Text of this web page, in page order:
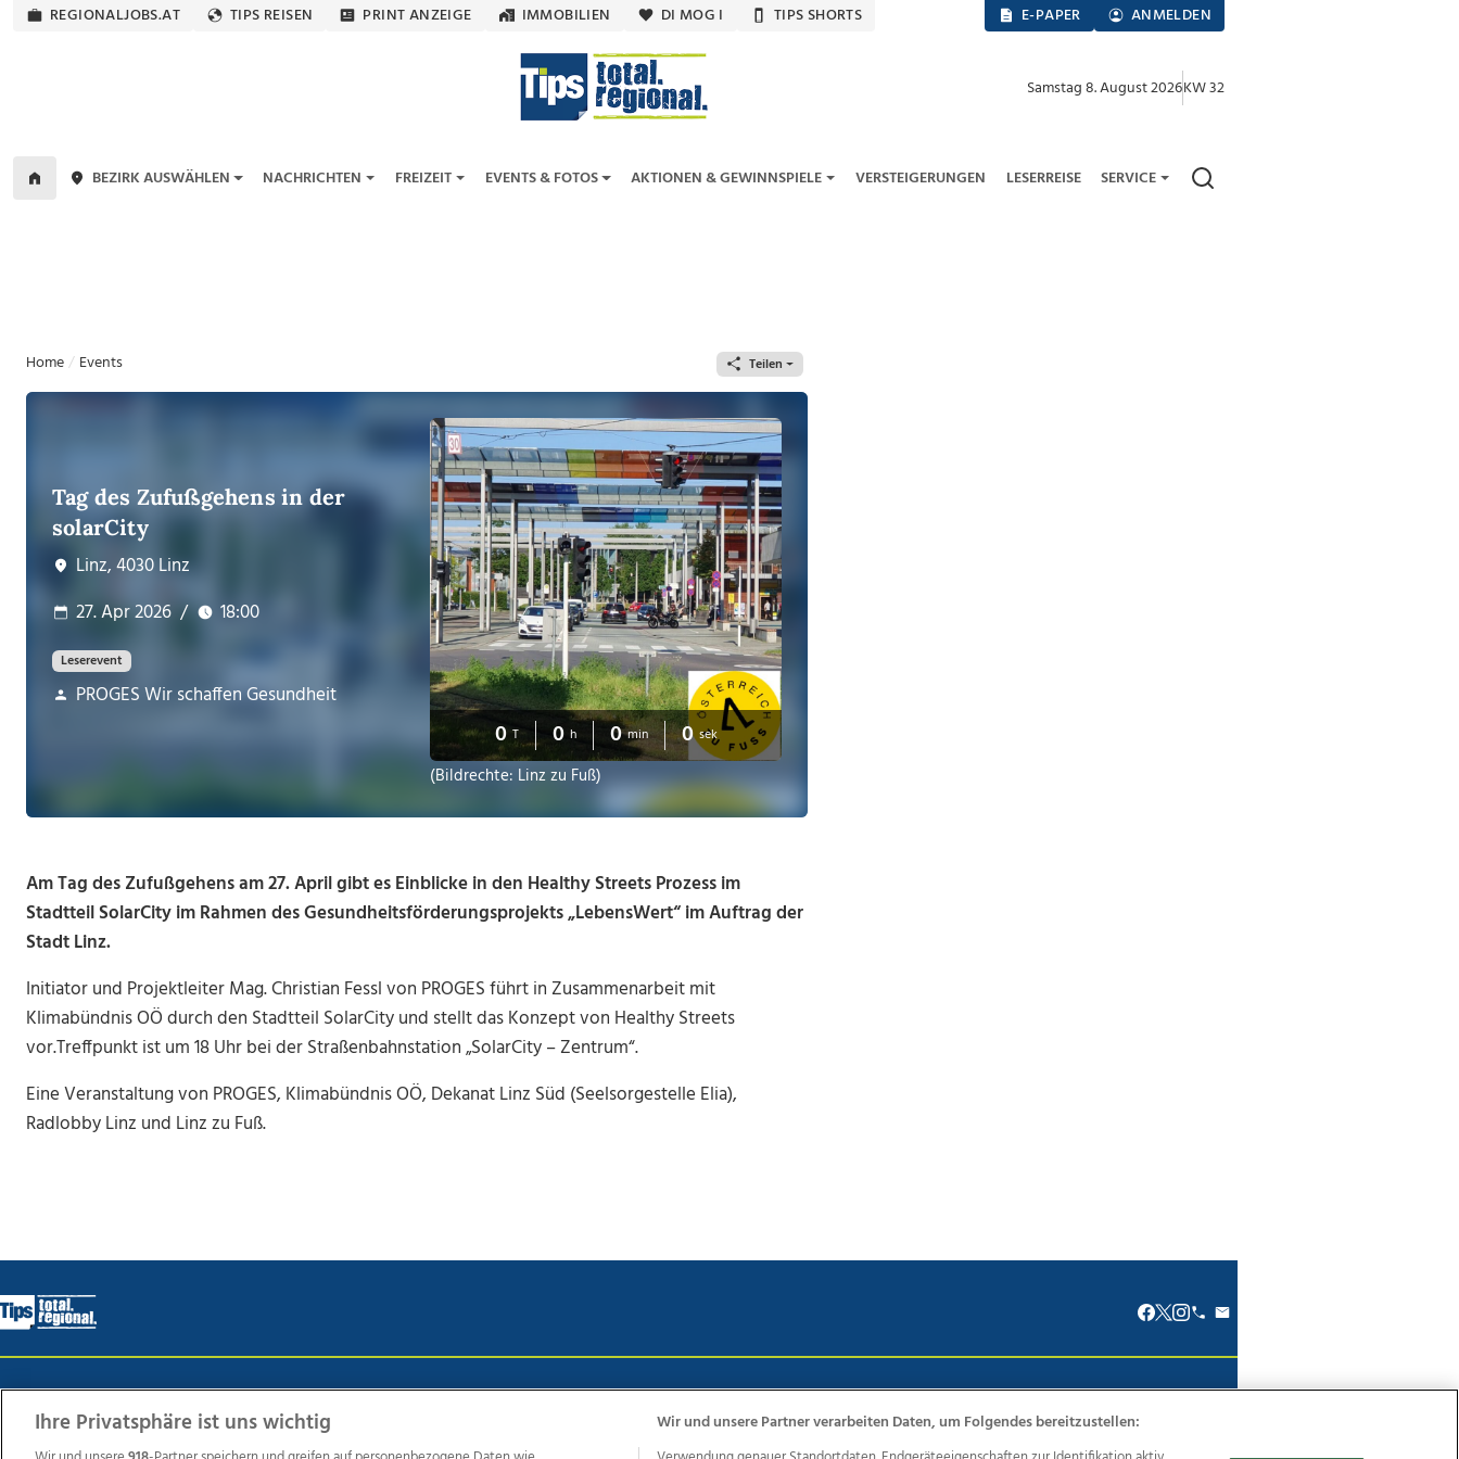
REGIONALJOBS.AT TIPS REISEN PRINT ANZEIGE IMMOBILIEN DI MOG I TIPS SHORTS E-PAPER ANMELDEN
Samstag 8. August 2026KW 32
BEZIRK AUSWÄHLEN NACHRICHTEN FREIZEIT EVENTS & FOTOS AKTIONEN & GEWINNSPIELE VERSTEIGERUNGEN LESERREISE SERVICE
Home Events Teilen
Tag des Zufußgehens in der
solarCity
Linz, 4030 Linz
27. Apr 2026 / 18:00
Leserevent
PROGES Wir schaffen Gesundheit
0 T 0 h 0 min 0 sek
(Bildrechte: Linz zu Fuß)
Am Tag des Zufußgehens am 27. April gibt es Einblicke in den Healthy Streets Prozess im
Stadtteil SolarCity im Rahmen des Gesundheitsförderungsprojekts „LebensWert“ im Auftrag der
Stadt Linz.
Initiator und Projektleiter Mag. Christian Fessl von PROGES führt in Zusammenarbeit mit
Klimabündnis OÖ durch den Stadtteil SolarCity und stellt das Konzept von Healthy Streets
vor.Treffpunkt ist um 18 Uhr bei der Straßenbahnstation „SolarCity – Zentrum“.
Eine Veranstaltung von PROGES, Klimabündnis OÖ, Dekanat Linz Süd (Seelsorgestelle Elia),
Radlobby Linz und Linz zu Fuß.
Ihre Privatsphäre ist uns wichtig Wir und unsere Partner verarbeiten Daten, um Folgendes bereitzustellen: